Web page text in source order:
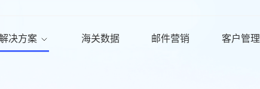
决方案 海关数据 邮件营销 客户管理